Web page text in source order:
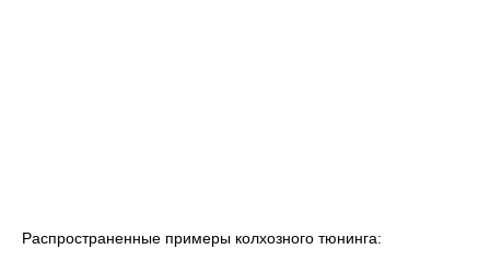
Распространенные примеры колхозного тюнинга: